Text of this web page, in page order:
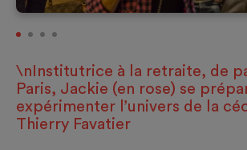
\nInstitutrice à la retraite, de
Paris, Jackie (en rose) se
expérimenter l’univers de la
Thierry Favatier